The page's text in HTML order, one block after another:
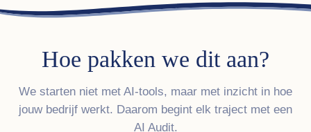
Hoe pakken we dit aan?
We starten niet met AI-tools, maar met inzicht in hoe
jouw bedrijf werkt. Daarom begint elk traject met een
AI Audit.